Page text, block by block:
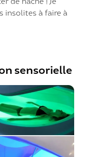
insolites à faire à
sensorielle